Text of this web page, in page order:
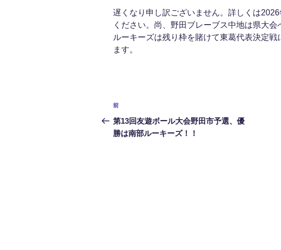
遅くなり申し訳ございません。詳しくは
ください。尚、野田ブレーブス中地は県大
ルーキーズは残り枠を賭けて東葛代表決定戦
ます。
投
稿
ナ
前
の
投
前
第13回友遊ボール大会野田市予選、優
勝は南部ルーキーズ！！